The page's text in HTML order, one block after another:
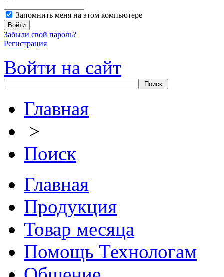
Запомнить меня на этом компьютере
Забыли свой пароль?
Регистрация
Войти на сайт
Главная
>
Поиск
Главная
Продукция
Товар месяца
Помощь Технологам